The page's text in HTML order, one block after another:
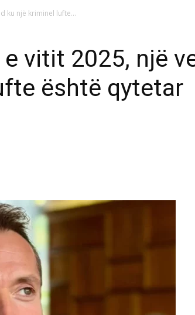
ku një kriminel lufte...
vitit 2025, një
është qytetar